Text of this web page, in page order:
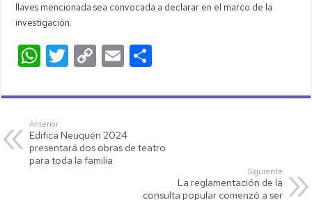
llaves mencionada sea convocada a declarar en el marco de la
investigación.
W
at
s
A
p
T
tt
C
p
Li
nk
E
ail m
ar
Anterior
Edifica Neuquén 2024
presentará dos obras de teatro
para toda la familia
Siguiente
La reglamentación de la
consulta popular comenzó a ser